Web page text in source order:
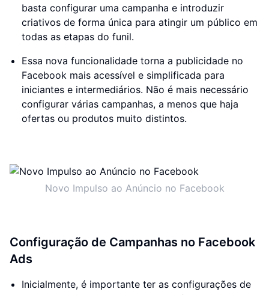
basta configurar uma campanha e introduzir
criativos de forma única para atingir um público em
todas as etapas do funil.
Essa nova funcionalidade torna a publicidade no
Facebook mais acessível e simplificada para
iniciantes e intermediários. Não é mais necessário
configurar várias campanhas, a menos que haja
ofertas ou produtos muito distintos.
Novo Impulso ao Anúncio no Facebook
Configuração de Campanhas no Facebook
Ads
Inicialmente, é importante ter as configurações de